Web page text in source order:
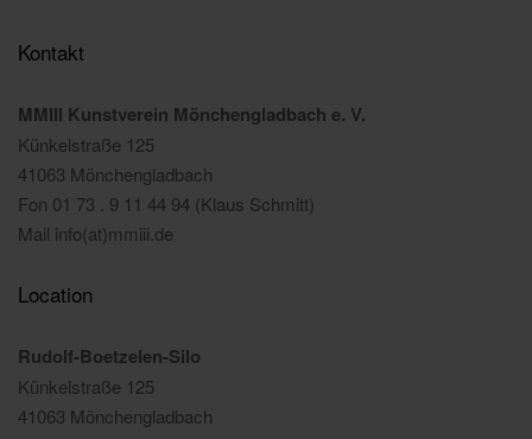
Kontakt
MMIII Kunstverein Mönchengladbach e. V.
Künkelstraße 125
41063 Mönchengladbach
Fon 01 73 . 9 11 44 94 (Klaus Schmitt)
Mail info(at)mmiii.de
Location
Rudolf-Boetzelen-Silo
Künkelstraße 125
41063 Mönchengladbach